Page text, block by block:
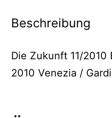
Beschreibung
Die Zukunft 11/
2010 Venezia /